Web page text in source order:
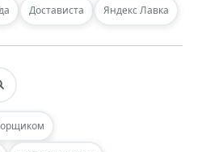
Достависта Яндекс Лавка